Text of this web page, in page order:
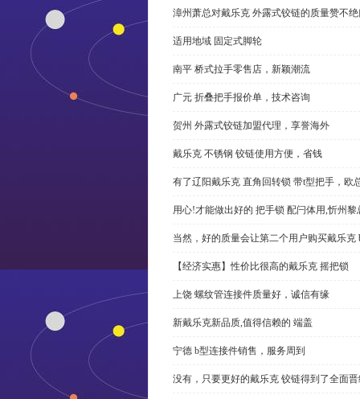
漳州萧总对戴乐克 外露式铰链的质量赞不
适用地域 固定式脚轮
南平 桥式拉手零售店，新颖潮流
广元 折叠把手报价单，技术咨询
贺州 外露式铰链加盟代理，享誉海外
戴乐克 不锈钢 铰链使用方便，省钱
有了辽阳戴乐克 直角回转锁 带t型把手，欧
用心!才能做出好的 把手锁 配闩体用,忻州黎
当然，好的质量会让第二个用户购买戴乐克
【经济实惠】性价比很高的戴乐克 摇把锁
上饶 螺纹管连接件质量好，诚信有缘
新戴乐克新品质,值得信赖的 端盖
宁德 b型连接件销售，服务周到
没有，只要更好的戴乐克 铰链得到了全面